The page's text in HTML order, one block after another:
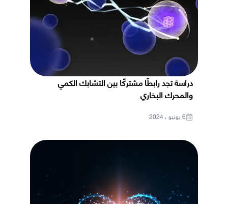
دراسة تجد رابطًا مشتركًا بين التشابك الكمي
والمحرك البخاري
6 يونيو ، 2024